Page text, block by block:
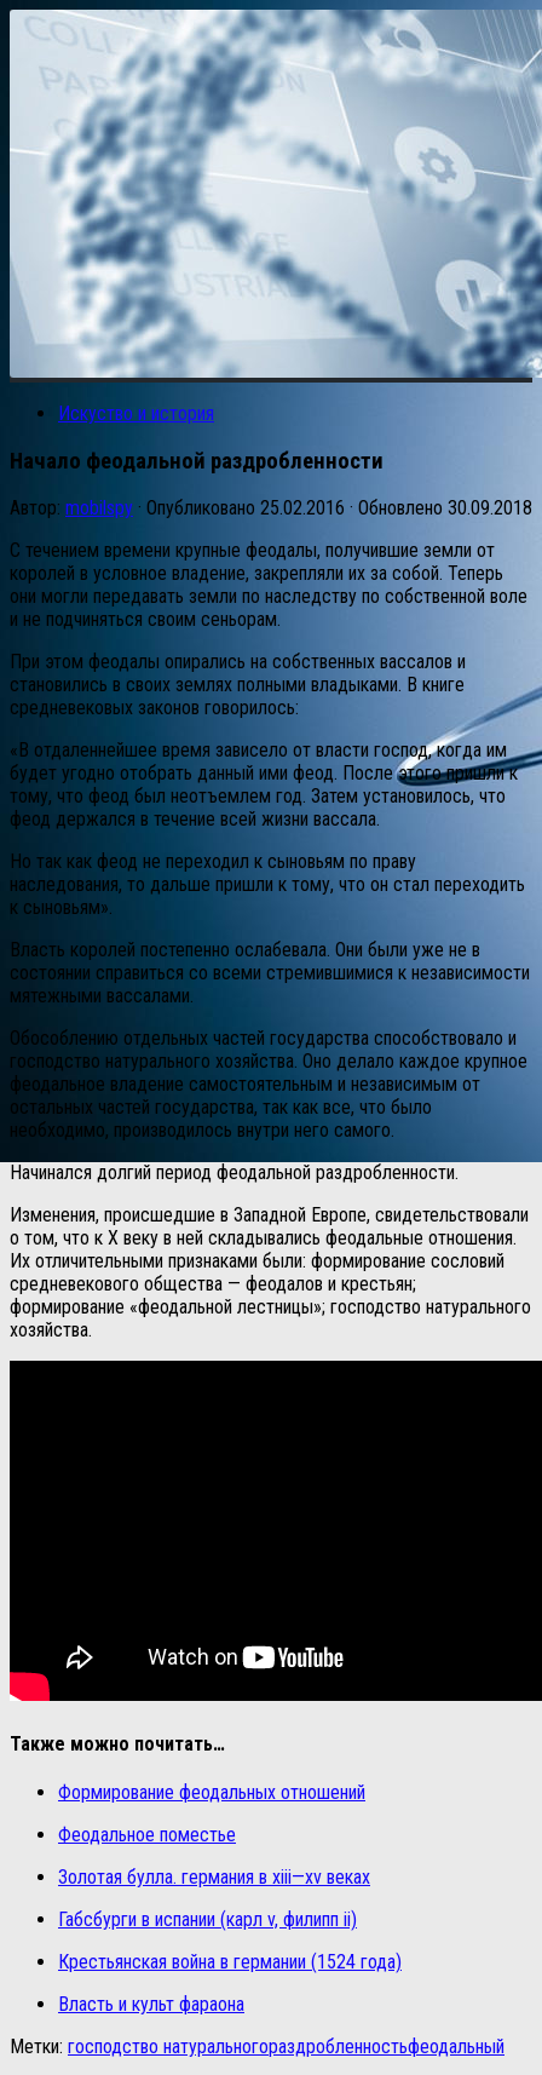
Искуство и история
Начало феодальной раздробленности
Автор: mobilspy · Опубликовано 25.02.2016 · Обновлено 30.09.2018
С течением времени крупные феодалы, получившие земли от
королей в условное владение, закрепляли их за собой. Теперь
они могли передавать земли по наследству по собственной воле
и не подчиняться своим сеньорам.
При этом феодалы опирались на собственных вассалов и
становились в своих землях полными владыками. В книге
средневековых законов говорилось:
«В отдаленнейшее время зависело от власти господ, когда им
будет угодно отобрать данный ими феод. После этого пришли к
тому, что феод был неотъемлем год. Затем установилось, что
феод держался в течение всей жизни вассала.
Но так как феод не переходил к сыновьям по праву
наследования, то дальше пришли к тому, что он стал переходить
к сыновьям».
Власть королей постепенно ослабевала. Они были уже не в
состоянии справиться со всеми стремившимися к независимости
мятежными вассалами.
Обособлению отдельных частей государства способствовало и
господство натурального хозяйства. Оно делало каждое крупное
феодальное владение самостоятельным и независимым от
остальных частей государства, так как все, что было
необходимо, производилось внутри него самого.
Начинался долгий период феодальной раздробленности.
Изменения, происшедшие в Западной Европе, свидетельствовали
о том, что к X веку в ней складывались феодальные отношения.
Их отличительными признаками были: формирование сословий
средневекового общества — феодалов и крестьян;
формирование «феодальной лестницы»; господство натурального
хозяйства.
Также можно почитать…
Формирование феодальных отношений
Феодальное поместье
Золотая булла. германия в xiii—xv веках
Габсбурги в испании (карл v, филипп ii)
Крестьянская война в германии (1524 года)
Власть и культ фараона
Метки: господство натуральногораздробленностьфеодальный